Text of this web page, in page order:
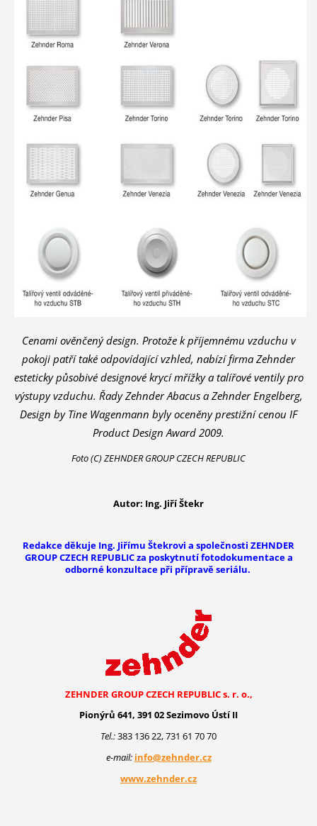
Cenami ověnčený design. Protože k příjemnému vzduchu v
pokoji patří také odpovídající vzhled, nabízí firma Zehnder
esteticky působivé designové krycí mřížky a talířové ventily pro
výstupy vzduchu. Řady Zehnder Abacus a Zehnder Engelberg,
Design by Tine Wagenmann byly oceněny prestižní cenou IF
Product Design Award 2009.
Foto (C) ZEHNDER GROUP CZECH REPUBLIC
Autor: Ing. Jiří Štekr
Redakce děkuje Ing. Jiřímu Štekrovi a společnosti ZEHNDER
GROUP CZECH REPUBLIC za poskytnutí fotodokumentace a
odborné konzultace při přípravě seriálu.
ZEHNDER GROUP CZECH REPUBLIC s. r. o.,
Pionýrů 641, 391 02 Sezimovo Ústí II
Tel.:383 136 22, 731 61 70 70
e-mail: info@zehnder.cz
www.zehnder.cz